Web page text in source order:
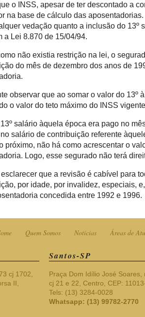
o INSS, apesar de ter descontado a
na base de cálculo das
vedação quanto a inclusão do
a Lei 8.870 de 15/04/94.
não existia restrição na lei, o
do mês de dezembro dos anos de
observar que ao somar o valor do
o valor do teto máximo do INSS
salário àquela época era pago no
salário de contribuição referente
próximo, não há como acrescentar o
Logo, esse segurado não terá
que a revisão é cabível para
por idade, por invalidez, especiais,
concedida entre 1992 e 1996.
Quem Somos Notícias Áreas de
cj 1702,
II,
Santos-SP
Praça Dom Idílio José Soares,
cj 21 e 22, Centro, CEP:
Tels: (13) 3284-0028
Whatsapp: (13) 99782-2770